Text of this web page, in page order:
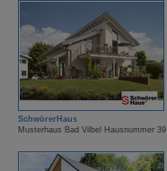
SchwörerHaus
Musterhaus Bad Vilbel Hausnummer 39